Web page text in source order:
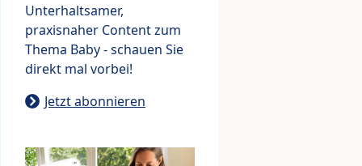
Unterhaltsamer,
praxisnaher Content zum
Thema Baby - schauen Sie
direkt mal vorbei!
Jetzt abonnieren